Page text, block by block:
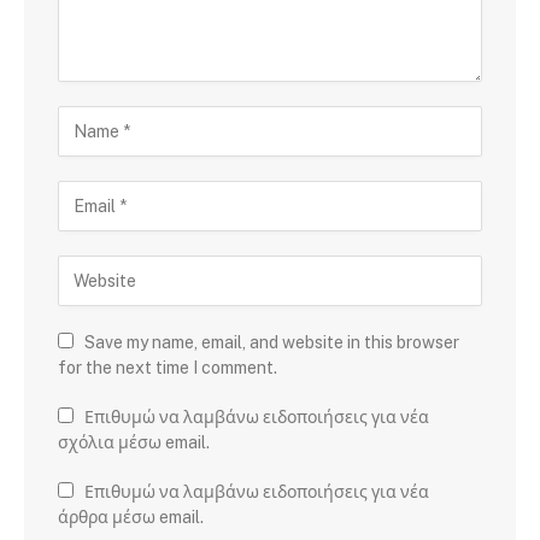
Save my name, email, and website in this browser
for the next time I comment.
Επιθυμώ να λαμβάνω ειδοποιήσεις για νέα
σχόλια μέσω email.
Επιθυμώ να λαμβάνω ειδοποιήσεις για νέα
άρθρα μέσω email.